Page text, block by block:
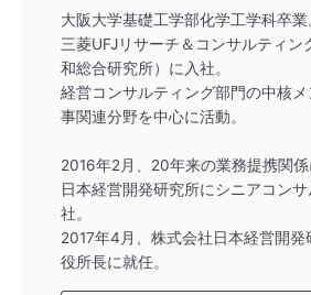
大阪大学基礎工学部化学工学科卒業
三菱UFJリサーチ＆コンサルティン
和総合研究所）に入社。
経営コンサルティング部門の中核
事関連分野を中心に活動。
2016年2月、20年来の業務提携関
日本経営開発研究所にシニアコン
社。
2017年4月、株式会社日本経営開発
役所長に就任。